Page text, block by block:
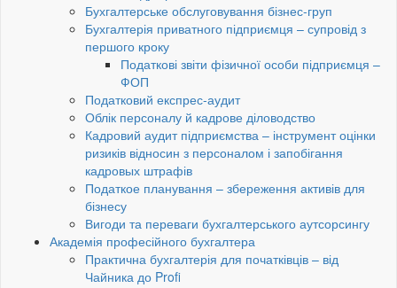
Бухгалтерське обслуговування бізнес-груп
Бухгалтерія приватного підприємця – супровід з
першого кроку
Податкові звіти фізичної особи підприємця –
ФОП
Податковий експрес-аудит
Облік персоналу й кадрове діловодство
Кадровий аудит підприємства – інструмент оцінки
ризиків відносин з персоналом і запобігання
кадровых штрафів
Податкое планування – збереження активів для
бізнесу
Вигоди та переваги бухгалтерського аутсорсингу
Академія професійного бухгалтера
Практична бухгалтерія для початківців – від
Чайника до Profi